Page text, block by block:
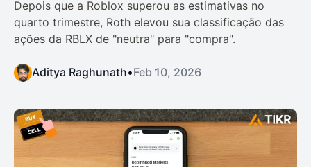
Depois que a Roblox superou as estimativas no
quarto trimestre, Roth elevou sua classificação das
ações da RBLX de "neutra" para "compra".
Aditya Raghunath•Feb 10, 2026